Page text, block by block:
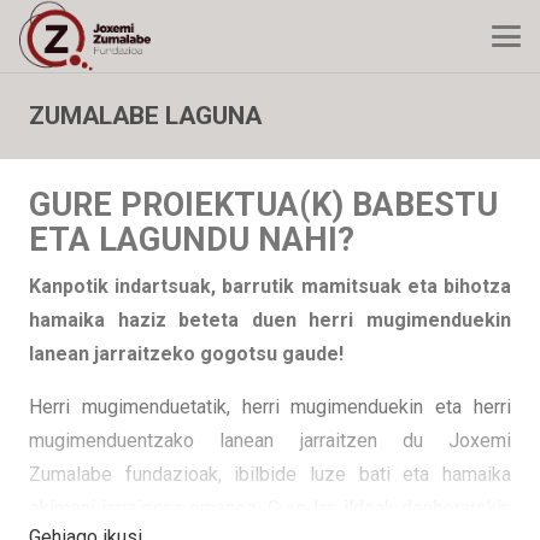
ZUMALABE LAGUNA
GURE PROIEKTUA(K) BABESTU
ETA LAGUNDU NAHI?
Kanpotik indartsuak, barrutik mamitsuak eta bihotza
hamaika haziz beteta duen herri mugimenduekin
lanean jarraitzeko gogotsu gaude!
Herri mugimenduetatik, herri mugimenduekin eta herri
mugimenduentzako lanean jarraitzen du Joxemi
Zumalabe fundazioak, ibilbide luze bati eta hamaika